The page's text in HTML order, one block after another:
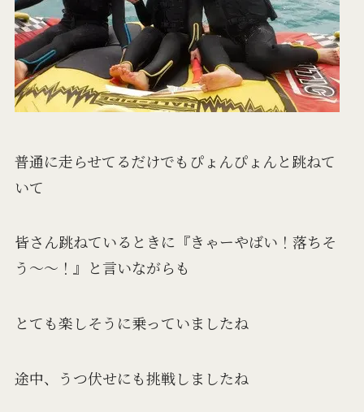
普通に走らせてるだけでもぴょんぴょんと跳ねて
いて
皆さん跳ねているときに『きゃーやばい！落ちそ
う～～！』と言いながらも
とても楽しそうに乗っていましたね
途中、うつ伏せにも挑戦しましたね